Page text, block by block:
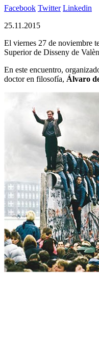
Facebook Twitter Linkedin
25.11.2015
El viernes 27 de noviembre
Superior de Disseny de
En este encuentro,
doctor en filosofía, Álvaro